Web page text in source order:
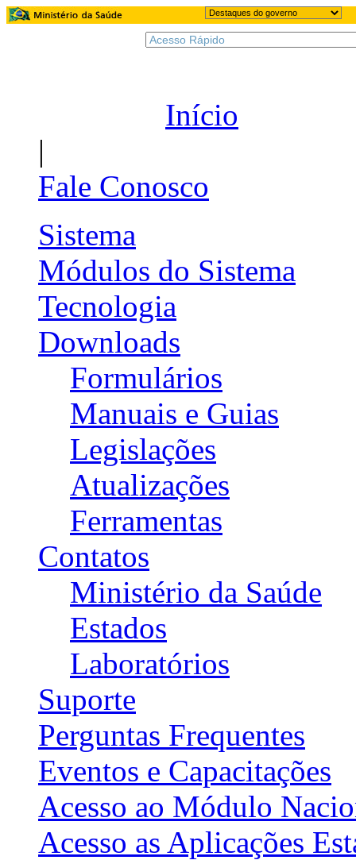
Início
|
Fale Conosco
Sistema
Módulos do Sistema
Tecnologia
Downloads
Formulários
Manuais e Guias
Legislações
Atualizações
Ferramentas
Contatos
Ministério da Saúde
Estados
Laboratórios
Suporte
Perguntas Frequentes
Eventos e Capacitações
Acesso ao Módulo
Acesso as Aplicações